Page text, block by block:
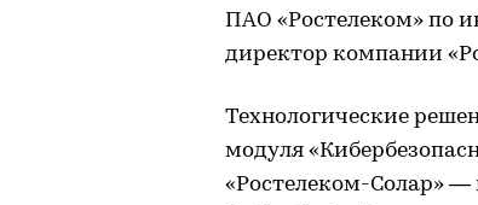
ПАО «Ростелеком» по
директор компании
Технологические
модуля
«Ростелеком-Солар»